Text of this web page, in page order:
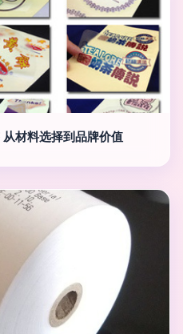
材料选择到品牌价值